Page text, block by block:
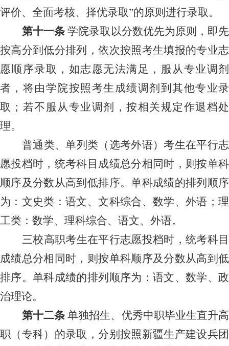
评价、全面考核、择优录取”的原则进行录取。
第十一条 学院录取以分数优先为原则，即先
按高分到低分排列，依次按照考生填报的专业志
愿顺序录取，如志愿无法满足，服从专业调剂
者，将由学院按照考生成绩调剂到其他专业录
取；若不服从专业调剂，按相关规定作退档处
理。
普通类、单列类 （选考外语）考生在平行志
愿投档时，统考科目成绩总分相同时 ， 则按单科
顺序及分数从高到低排序。单科成绩的排列顺序
为：文史类：语文、文科综合、数学、 外语；理
工类：数学、理科综合、语文、 外语。
三校高职考生在平行志愿投档时，统考科目
成绩总分相同时，则按单科顺序及分数从高到低
排序。单科成绩的排列顺序为：语文、数学、政
治理论。
第十二条单独招生、优秀中职毕业生直升高
职（专科）的录取，分别按照新疆生产建设兵团